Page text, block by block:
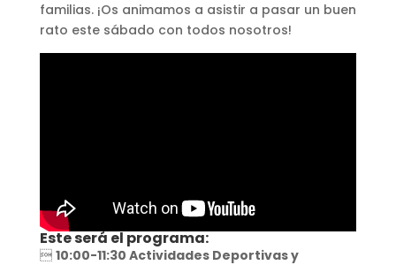
familias. ¡Os animamos a asistir a pasar un buen
rato este sábado con todos nosotros!
Este será el programa:
 10:00-11:30 Actividades Deportivas y